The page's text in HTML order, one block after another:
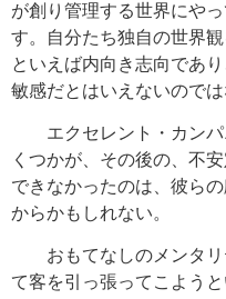
が創り管理する世界にや
す。自分たち独自の世界
といえば内向き志向であ
敏感だとはいえないのでは
エクセレント・カンパ
くつかが、その後の、不
できなかったのは、彼ら
からかもしれない。
おもてなしのメンタリ
て客を引っ張ってこようと